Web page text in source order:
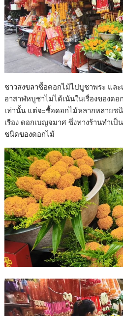
ชาวสงขลาซื้อดอกไม้ไปบูชาพระ และ
อาสาฬหบูชาไม่ได้เน้นในเรื่องของด
เท่านั้น แต่จะซื้อดอกไม้หลากหลายช
เรือง ดอกเบญจมาศ ซึ่งทางร้านทำเ
ชนิดของดอกไม้